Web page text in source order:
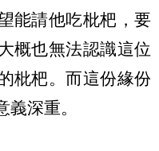
能請他吃枇杷，要
概也無法認識這位
枇杷。而這份緣份
深重。